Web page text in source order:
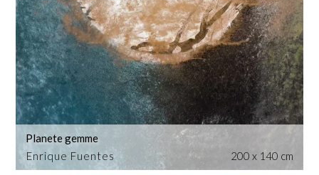
Enrique Fuentes
Planete gemme
200 x 140 cm